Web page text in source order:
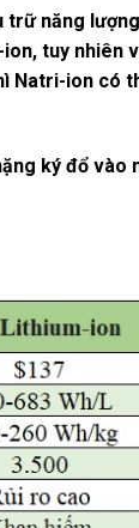
năng
tuy nhiên
Natri-ion có
ký đổ vào